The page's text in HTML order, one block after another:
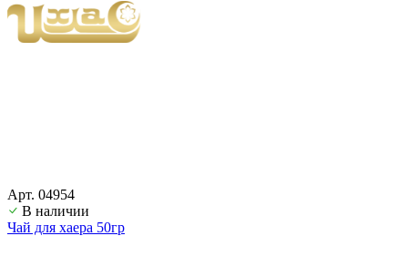
Арт. 04954
В наличии
Чай для хаера 50гр